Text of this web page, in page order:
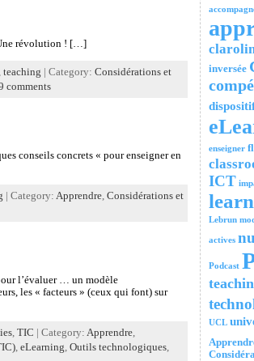
révolution ! […]
teaching | Category: Considérations et
comments
conseils concrets « pour enseigner en
| Category: Apprendre, Considérations et
l’évaluer … un modèle
les « facteurs » (ceux qui font) sur
, TIC | Category: Apprendre,
, eLearning Outils technologiques,
inversée
enseigner
ICT
Lebrun
actives
Podcast
UCL